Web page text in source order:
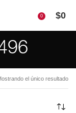
0 $0
el único resultado